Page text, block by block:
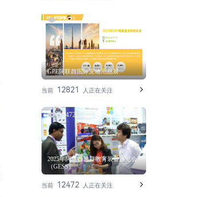
12821
GPE阿联酋国际宠物用品展
当前 12821 人正在关注
12472
2025年阿联酋迪拜教育装备展览会
（GESS）
当前 12472 人正在关注